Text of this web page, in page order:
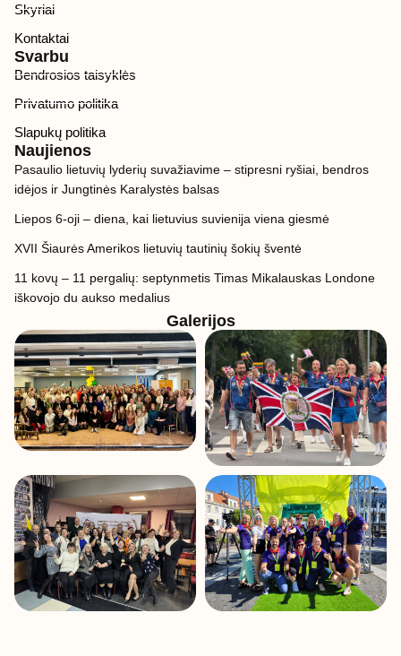
Skyriai
Kontaktai
Svarbu
Bendrosios taisyklės
Privatumo politika
Slapukų politika
Naujienos
Pasaulio lietuvių lyderių suvažiavime – stipresni ryšiai, bendros
idėjos ir Jungtinės Karalystės balsas
Liepos 6-oji – diena, kai lietuvius suvienija viena giesmė
XVII Šiaurės Amerikos lietuvių tautinių šokių šventė
11 kovų – 11 pergalių: septynmetis Timas Mikalauskas Londone
iškovojo du aukso medalius
Galerijos